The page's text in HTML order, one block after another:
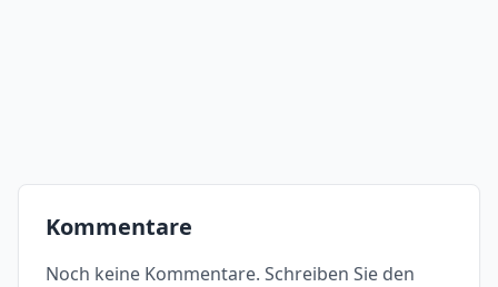
Kommentare
Noch keine Kommentare. Schreiben Sie den